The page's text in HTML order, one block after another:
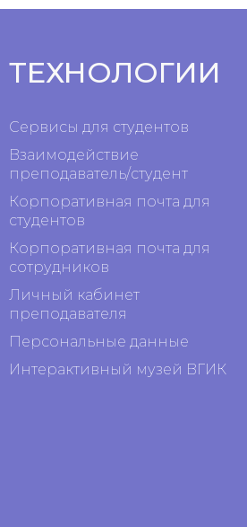
ТЕХНОЛОГИИ
Сервисы для студентов
Взаимодействие
преподаватель/студент
Корпоративная почта для
студентов
Корпоративная почта для
сотрудников
Личный кабинет
преподавателя
Персональные данные
Интерактивный музей ВГИК